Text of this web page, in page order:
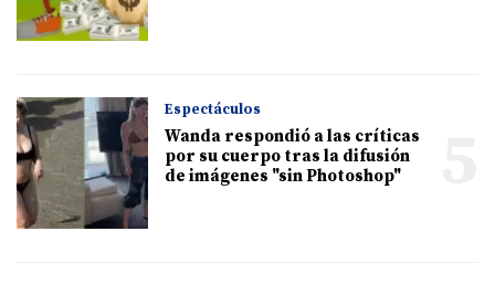
Espectáculos
Wanda respondió a las críticas
por su cuerpo tras la difusión
de imágenes "sin Photoshop"